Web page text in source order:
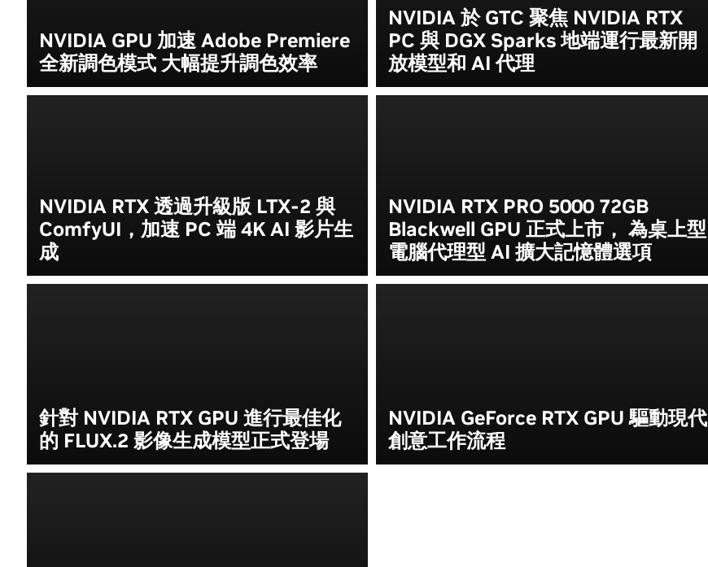
NVIDIA GPU 加速 Adobe Premiere
全新調色模式 大幅提升調色效率
NVIDIA 於 GTC 聚焦 NVIDIA RTX
PC 與 DGX Sparks 地端運行最新開
放模型和 AI 代理
NVIDIA RTX 透過升級版 LTX-2 與
ComfyUI，加速 PC 端 4K AI 影片生
成
NVIDIA RTX PRO 5000 72GB
Blackwell GPU 正式上市， 為桌上型
電腦代理型 AI 擴大記憶體選項
針對 NVIDIA RTX GPU 進行最佳化
的 FLUX.2 影像生成模型正式登場
NVIDIA GeForce RTX GPU 驅動現代
創意工作流程